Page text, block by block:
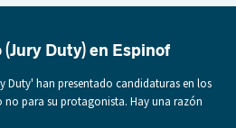
Duty) en Espinof
Duty' han presentado candidaturas en los
no para su protagonista. Hay una razón